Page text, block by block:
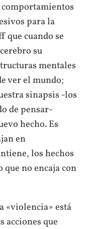
comportamientos
para la
que cuando se
su
mentales
ver el mundo;
sinapsis -los
de pensar-
hecho. Es
en
los hechos
no encaja con
«violencia» está
acciones que